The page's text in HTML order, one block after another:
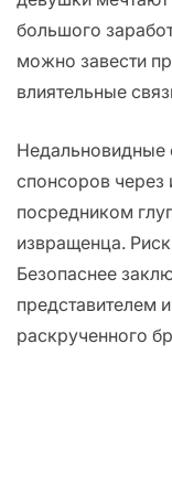
большого
можно завести
влиятельные
Недальновидные
спонсоров через
посредником
извращенца.
Безопаснее
представителем
раскрученного